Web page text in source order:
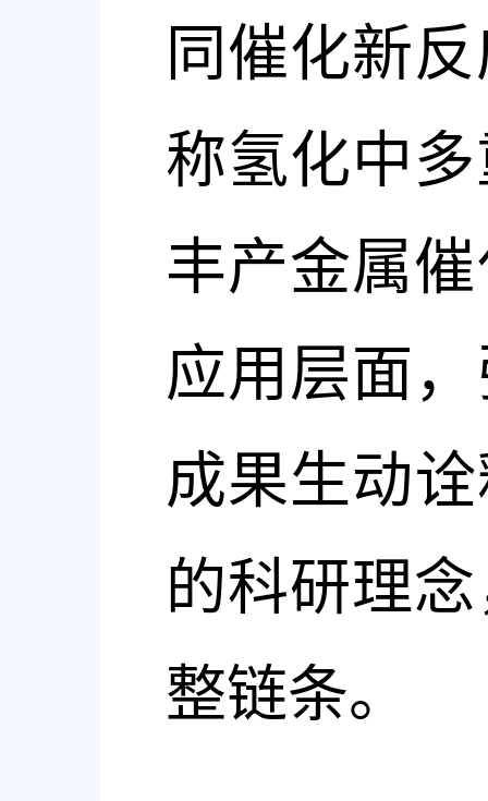
同催化新
称氢化中
丰产金属
应用层面
成果生动
的科研理
整链条。